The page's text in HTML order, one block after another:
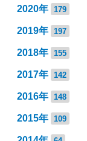
2020年 179
2019年 197
2018年 155
2017年 142
2016年 148
2015年 109